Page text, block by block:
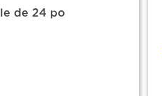
de 24 po